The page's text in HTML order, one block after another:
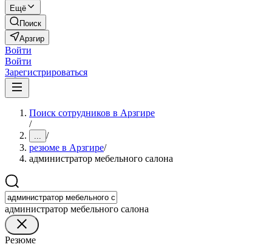
Ещё
Поиск
Арзгир
Войти
Войти
Зарегистрироваться
Поиск сотрудников в Арзгире
/
... /
резюме в Арзгире/
администратор мебельного салона
администратор мебельного салона
Резюме